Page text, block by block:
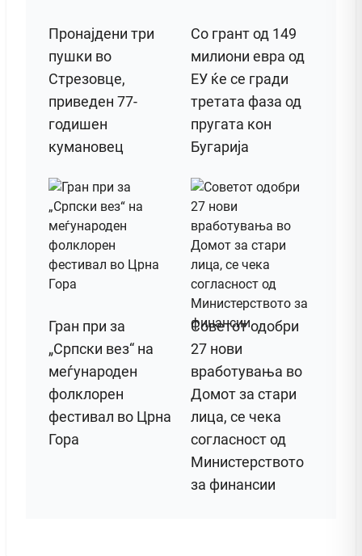
Пронајдени три
пушки во
Стрезовце,
приведен 77-
годишен
кумановец
Со грант од 149
милиони евра од
ЕУ ќе се гради
третата фаза од
пругата кон
Бугарија
Гран при за
„Српски вез“ на
меѓународен
фолклорен
фестивал во Црна
Гора
Советот одобри
27 нови
вработувања во
Домот за стари
лица, се чека
согласност од
Министерството
за финансии